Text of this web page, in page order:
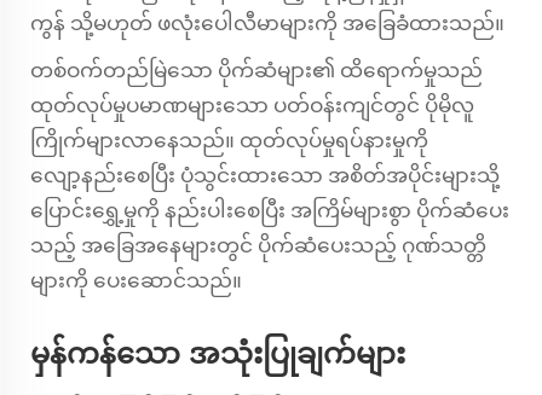
ကွန် သို့မဟုတ် ဖလုံးပေါလီမာများကို အခြေခံထားသည်။
တစ်ဝက်တည်မြဲသော ပိုက်ဆံများ၏ ထိရောက်မှုသည်
ထုတ်လုပ်မှုပမာဏများသော ပတ်ဝန်းကျင်တွင် ပိုမိုလူ
ကြိုက်များလာနေသည်။ ထုတ်လုပ်မှုရပ်နားမှုကို
လျော့နည်းစေပြီး ပုံသွင်းထားသော အစိတ်အပိုင်းများသို့
ပြောင်းရွှေ့မှုကို နည်းပါးစေပြီး အကြိမ်များစွာ ပိုက်ဆံပေး
သည့် အခြေအနေများတွင် ပိုက်ဆံပေးသည့် ဂုဏ်သတ္တိ
များကို ပေးဆောင်သည်။
မှန်ကန်သော အသုံးပြုချက်များ